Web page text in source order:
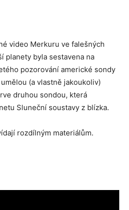
video Merkuru ve falešných
planety byla sestavena na
pozorování americké sondy
(a vlastně jakoukoliv)
druhou sondou, která
Sluneční soustavy z blízka.
rozdílným materiálům.